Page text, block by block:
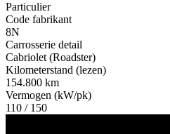
Particulier
Code fabrikant
8N
Carrosserie detail
Cabriolet (Roadster)
Kilometerstand (lezen)
154.800 km
Vermogen (kW/pk)
110 / 150